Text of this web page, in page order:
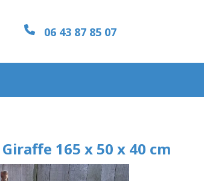
06 43 87 85 07
165 x 50 x 40 cm